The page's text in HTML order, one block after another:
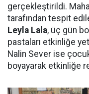
gerçekleştirildi.
tarafından tespit
Leyla Lala, üç gün
pastaları etkinliğe
Nalin Sever ise
boyayarak etkinliğe